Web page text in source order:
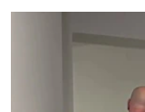
ВІДЕОУРОКИ
ЯК ОБІЙТИ